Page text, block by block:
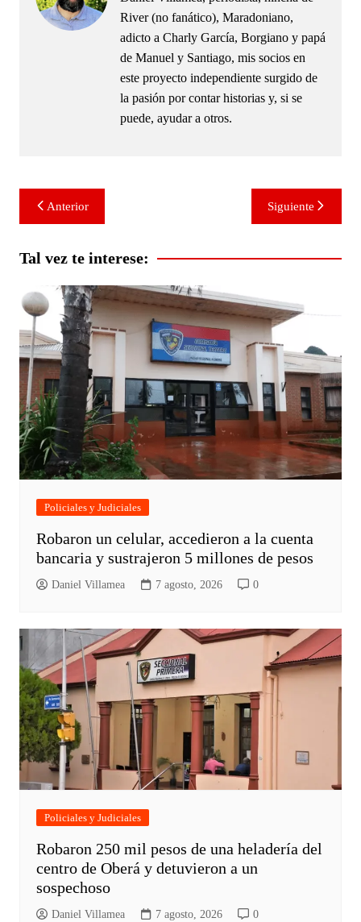
River (no fanático), Maradoniano,
adicto a Charly García, Borgiano y papá
de Manuel y Santiago, mis socios en
este proyecto independiente surgido de
la pasión por contar historias y, si se
puede, ayudar a otros.
Navegación
de
entradas
Anterior Siguiente
Tal vez te interese:
Policiales y Judiciales
Robaron un celular, accedieron a la cuenta
bancaria y sustrajeron 5 millones de pesos
Daniel Villamea 7 agosto, 2026 0
Policiales y Judiciales
Robaron 250 mil pesos de una heladería del
centro de Oberá y detuvieron a un
sospechoso
Daniel Villamea 7 agosto, 2026 0